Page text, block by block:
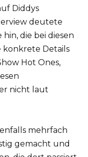
Diddys
deutete
die bei diesen
konkrete Details
Hot Ones,
nicht laut
mehrfach
gemacht und